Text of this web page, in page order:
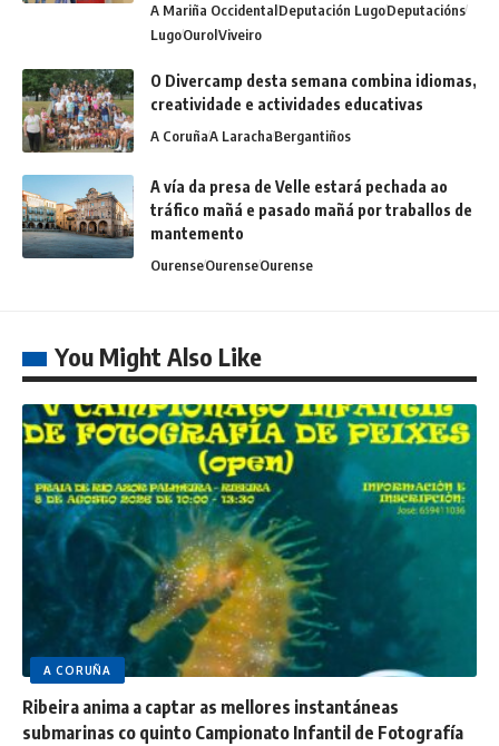
A Mariña OccidentalDeputación LugoDeputacións
LugoOurolViveiro
O Divercamp desta semana combina idiomas,
creatividade e actividades educativas
A CoruñaA LarachaBergantiños
A vía da presa de Velle estará pechada ao
tráfico mañá e pasado mañá por traballos de
mantemento
OurenseOurenseOurense
You Might Also Like
A CORUÑA
Ribeira anima a captar as mellores instantáneas
submarinas co quinto Campionato Infantil de Fotografía